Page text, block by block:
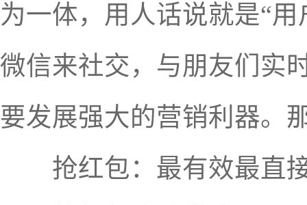
为一体，用人话说就是“
微信来社交，与朋友们实
要发展强大的营销利器。
抢红包：最有效最直